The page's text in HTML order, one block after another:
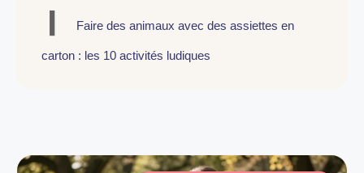
Faire des animaux avec des assiettes en
carton : les 10 activités ludiques